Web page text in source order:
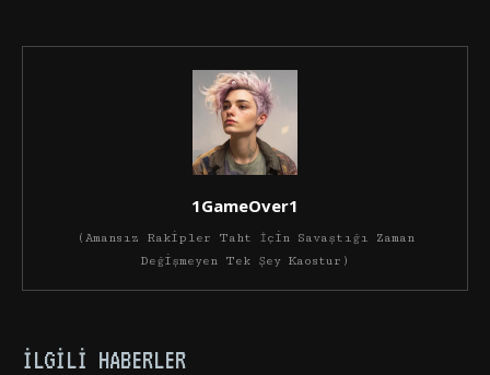
1GameOver1
(Amansız Rakipler Taht İçin Savaştığı Zaman
Değişmeyen Tek Şey Kaostur)
İLGILI HABERLER